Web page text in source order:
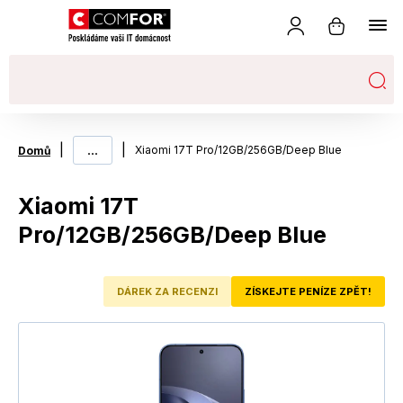
Domů ... Xiaomi 17T Pro/12GB/256GB/Deep Blue
Xiaomi 17T
Pro/12GB/256GB/Deep Blue
DÁREK ZA RECENZI ZÍSKEJTE PENÍZE ZPĚT!